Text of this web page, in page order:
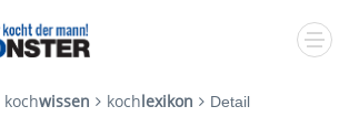
kochwissen kochlexikon Detail